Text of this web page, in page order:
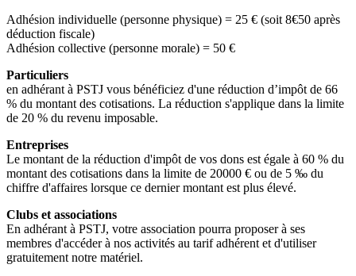
Adhésion individuelle (personne physique) = 25 € (soit 8€50 après
déduction fiscale)
Adhésion collective (personne morale) = 50 €
Particuliers
en adhérant à PSTJ vous bénéficiez d'une réduction d’impôt de 66
% du montant des cotisations. La réduction s'applique dans la limite
de 20 % du revenu imposable.
Entreprises
Le montant de la réduction d'impôt de vos dons est égale à 60 % du
montant des cotisations dans la limite de 20000 € ou de 5 ‰ du
chiffre d'affaires lorsque ce dernier montant est plus élevé.
Clubs et associations
En adhérant à PSTJ, votre association pourra proposer à ses
membres d'accéder à nos activités au tarif adhérent et d'utiliser
gratuitement notre matériel.